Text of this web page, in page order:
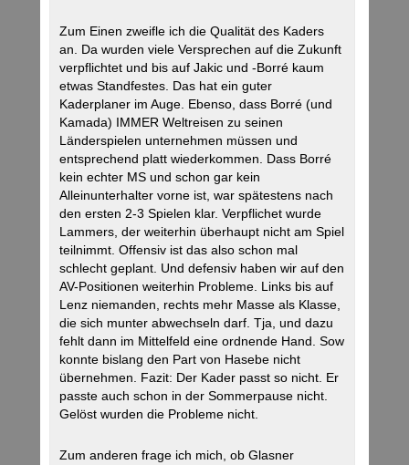
Zum Einen zweifle ich die Qualität des Kaders
an. Da wurden viele Versprechen auf die Zukunft
verpflichtet und bis auf Jakic und -Borré kaum
etwas Standfestes. Das hat ein guter
Kaderplaner im Auge. Ebenso, dass Borré (und
Kamada) IMMER Weltreisen zu seinen
Länderspielen unternehmen müssen und
entsprechend platt wiederkommen. Dass Borré
kein echter MS und schon gar kein
Alleinunterhalter vorne ist, war spätestens nach
den ersten 2-3 Spielen klar. Verpflichet wurde
Lammers, der weiterhin überhaupt nicht am Spiel
teilnimmt. Offensiv ist das also schon mal
schlecht geplant. Und defensiv haben wir auf den
AV-Positionen weiterhin Probleme. Links bis auf
Lenz niemanden, rechts mehr Masse als Klasse,
die sich munter abwechseln darf. Tja, und dazu
fehlt dann im Mittelfeld eine ordnende Hand. Sow
konnte bislang den Part von Hasebe nicht
übernehmen. Fazit: Der Kader passt so nicht. Er
passte auch schon in der Sommerpause nicht.
Gelöst wurden die Probleme nicht.
Zum anderen frage ich mich, ob Glasner